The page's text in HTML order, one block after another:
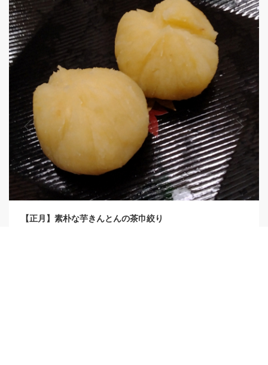
【正月】素朴な芋きんとんの茶巾絞り